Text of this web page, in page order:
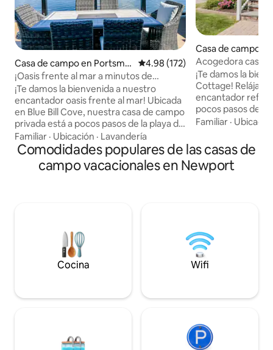
Casa de campo en Portsmo
uth
Calificación promedio: 4.98 de
4.98 (172)
¡Oasis frente al mar a minutos de
Newport con jacuzzi!
¡Te damos la bienvenida a nuestro
encantador oasis frente al mar! Ubicada
en Blue Bill Cove, nuestra casa de campo
privada está a pocos pasos de la playa de
Island Park, restaurantes y atracciones
locales. Pasea por Park Ave para
disfrutar de un helado y hamburguesas
en Schultzy's o de un rollo de langosta en
Nuestra casa de campo también está
convenientemente ubicada cerca de
lugares para bodas y universidades.
Familiar · Ubicación · Lavandería
Casa de campo
th
Acogedora casa
Newport y Bristol.
¡Te damos la
Cottage! Relájate
encantador
pocos pasos de la
Esta casa de
cocina bien
las familias o
Explora la
tiendas, campos
lugares para
Familiar ·
Comodidades populares de las casas de
campo vacacionales en Newport
Cocina Wifi